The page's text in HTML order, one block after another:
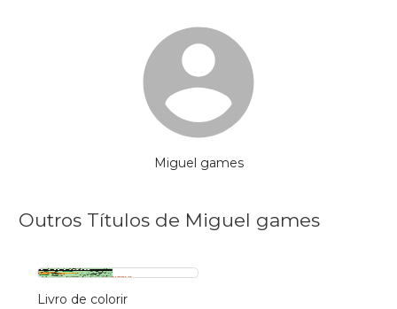
Miguel games
Outros Títulos de Miguel games
Livro de colorir